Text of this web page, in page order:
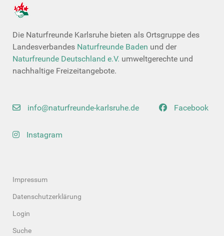
Die Naturfreunde Karlsruhe bieten als Ortsgruppe des
Landesverbandes Naturfreunde Baden und der
Naturfreunde Deutschland e.V. umweltgerechte und
nachhaltige Freizeitangebote.
info@naturfreunde-karlsruhe.de Facebook
Instagram
Impressum
Datenschutzerklärung
Login
Suche